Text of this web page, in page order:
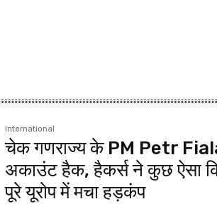
International
चेक गणराज्य के PM Petr
अकाउंट हैक, हैकर्स ने कुछ ऐसा
पूरे यूरोप में मचा हड़कंप